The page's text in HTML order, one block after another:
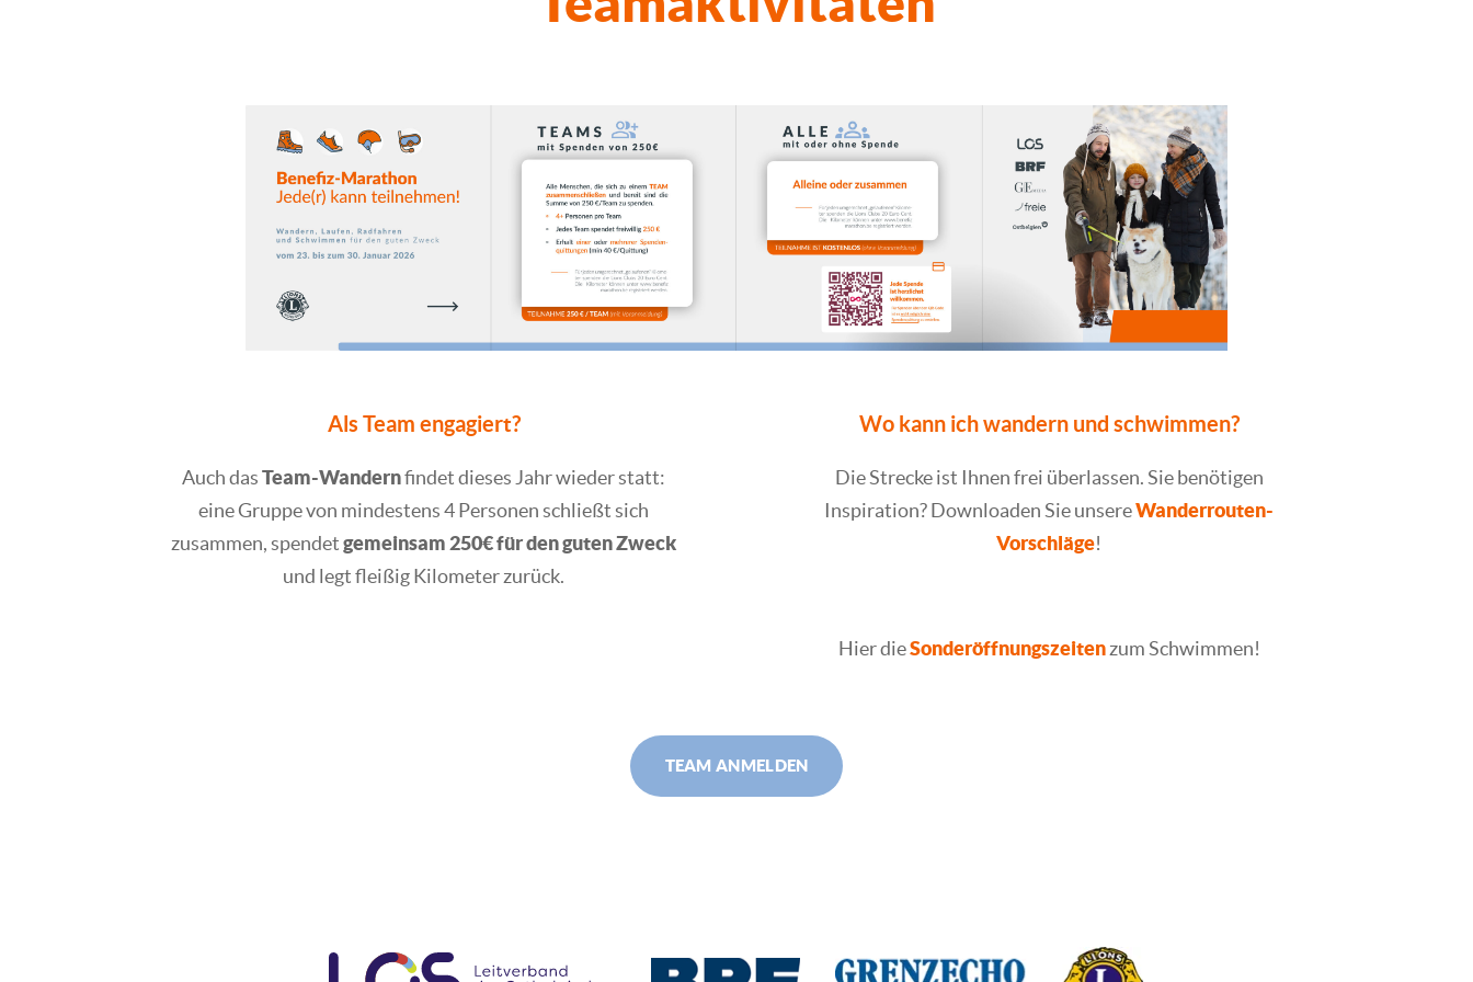
Als Team engagiert?
Auch dasTeam-Wandernfindet dieses Jahr wieder statt:
eine Gruppe von mindestens 4 Personen schließt sich
zusammen, spendetgemeinsam 250€ für den guten Zweck
und legt fleißig Kilometer zurück.
Wo kann ich wandern und schwimmen?
Die Strecke ist Ihnen frei überlassen. Sie benötigen
Inspiration? Downloaden Sie unsereWanderrouten-
Vorschläge!
Hier dieSonderöffnungszeitenzum Schwimmen!
TEAM ANMELDEN